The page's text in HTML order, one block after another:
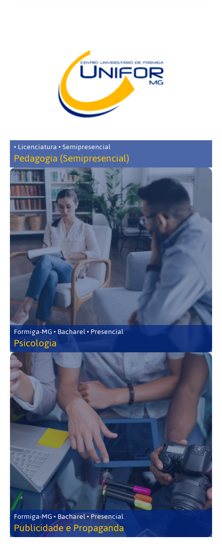
• Licenciatura • Semipresencial
Pedagogia (Semipresencial)
Formiga-MG • Bacharel • Presencial
Psicologia
Formiga-MG • Bacharel • Presencial
Publicidade e Propaganda